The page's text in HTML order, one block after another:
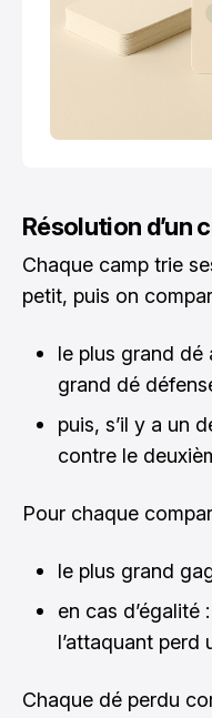
Résolution d’un
Chaque camp trie
petit, puis on
le plus grand dé
grand dé
puis, s’il y a un
contre le
Pour chaque
le plus grand
en cas d’égalité :
l’attaquant perd
Chaque dé perdu